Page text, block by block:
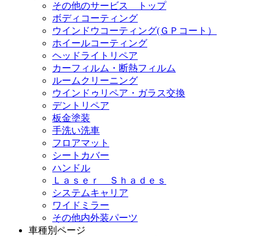
その他のサービス トップ
ボディコーティング
ウインドウコーティング(ＧＰコート）
ホイールコーティング
ヘッドライトリペア
カーフィルム・断熱フィルム
ルームクリーニング
ウインドゥリペア・ガラス交換
デントリペア
板金塗装
手洗い洗車
フロアマット
シートカバー
ハンドル
Ｌａｓｅｒ Ｓｈａｄｅｓ
システムキャリア
ワイドミラー
その他内外装パーツ
車種別ページ